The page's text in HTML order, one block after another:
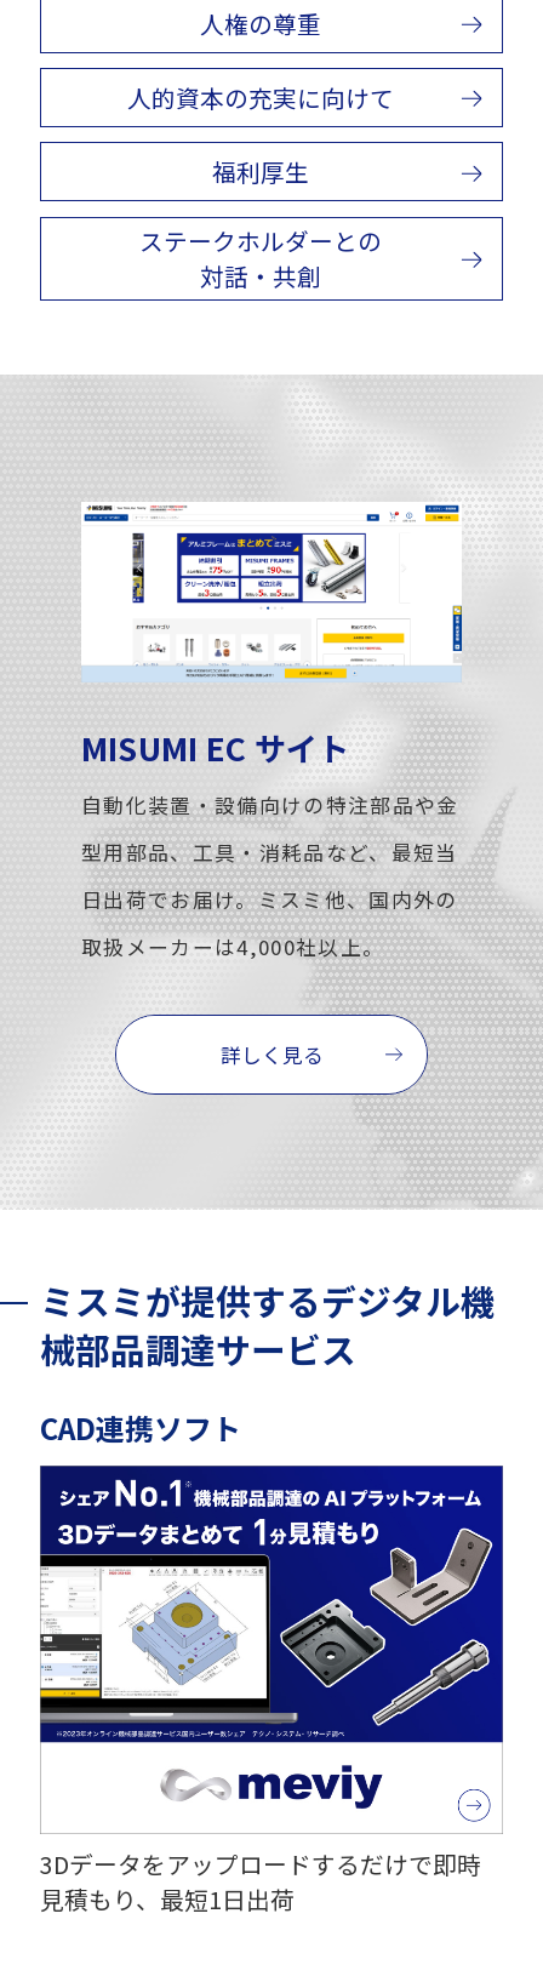
人権の尊重
人的資本の充実に向けて
福利厚生
ステークホルダーとの
対話・共創
MISUMI EC サイト
自動化装置・設備向けの特注部品や金
型用部品、工具・消耗品など、最短当
日出荷でお届け。ミスミ他、国内外の
取扱メーカーは4,000社以上。
詳しく見る
ミスミが提供するデジタル機
械部品調達サービス
CAD連携ソフト
3Dデータをアップロードするだけで即時
見積もり、最短1日出荷